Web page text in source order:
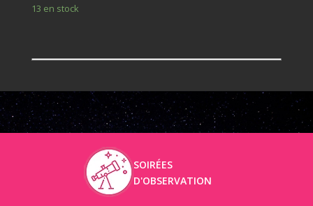
13 en stock
SOIRÉES
D'OBSERVATION